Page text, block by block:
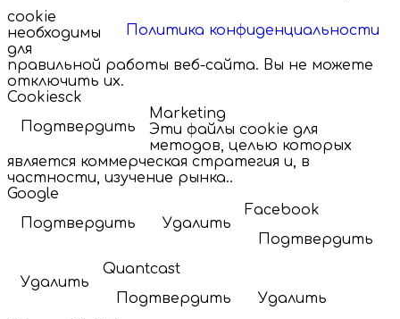
Политика конфиденциальности
cookie
необходимы
для
правильной работы веб-сайта. Вы не можете
отключить их.
Cookiesck
Подтвердить
Marketing
Эти файлы cookie для
методов, целью которых
является коммерческая стратегия и, в
частности, изучение рынка..
Google
Подтвердить
Удалить
Facebook
Подтвердить
Удалить
Quantcast
Подтвердить
Удалить